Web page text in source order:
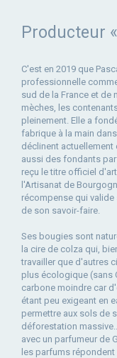
Producteur
C'est en 2019 que
professionnelle
sud de la France et de
mèches, les
pleinement. Elle a
fabrique à la main
déclinent
aussi des fondants
reçu le titre officiel
l'Artisanat de
récompense qui
de son savoir-faire.
Ses bougies sont
la cire de colza qui,
travailler que d'autres
plus écologique (sans
carbone moindre car
étant peu exigeant en
permettre aux sols de
déforestation
avec un parfumeur de
les parfums répondent